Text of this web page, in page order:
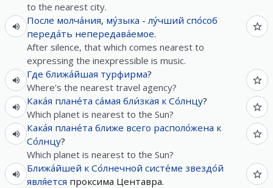
to the nearest city.
После молча́ния, му́зыка -лу́чший спо́соб
переда́ть непередава́емое.
After silence, that which comes nearest to
expressing the inexpressible is music.
Где ближа́йшая турфирма?
Where's the nearest travel agency?
Кака́я плане́та са́мая бли́зкая к Со́лнцу?
Which planet is nearest to the Sun?
Кака́я плане́та ближе всего располо́жена к
Со́лнцу?
Which planet is nearest to the Sun?
Ближа́йшей к Со́лнечной систе́ме звездо́й
явля́ется проксима Центавра.